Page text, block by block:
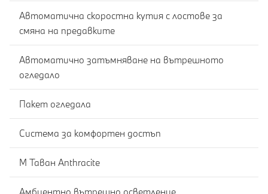
Автоматична скоростна кутия с лостове за
смяна на предавките
Автоматично затъмняване на вътрешното
огледало
Пакет огледала
Система за комфортен достъп
M Таван Anthracite
Амбиентно вътрешно осветление